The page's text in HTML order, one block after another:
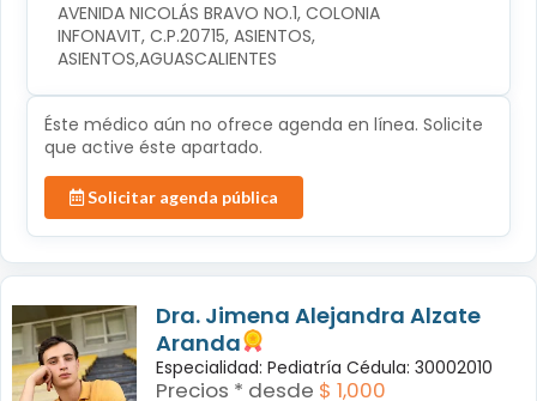
AVENIDA NICOLÁS BRAVO NO.1, COLONIA
INFONAVIT, C.P.20715, ASIENTOS,
ASIENTOS,AGUASCALIENTES
Éste médico aún no ofrece agenda en línea. Solicite
que active éste apartado.
Solicitar agenda pública
Dra. Jimena Alejandra Alzate
Aranda
Especialidad: Pediatría Cédula: 30002010
Precios * desde $ 1,000